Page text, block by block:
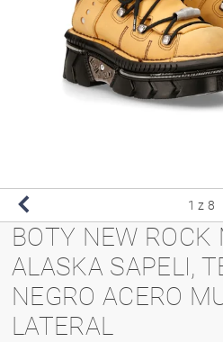
1 z 8
BOTY NEW ROCK
ALASKA SAPELI,
NEGRO ACERO
LATERAL